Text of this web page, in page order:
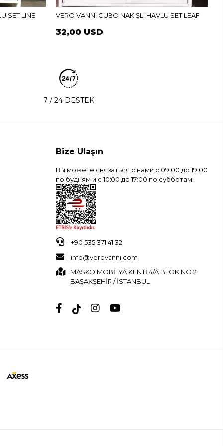
SET LINE VERO VANNI CUBO NAKIŞLI HAVLU SET LEAF
32,00 USD
7 / 24 DESTEK
Bize Ulaşın
Вы можете связаться с нами с 09:00 до 19:00
по будням и с 10:00 до 17:00 по субботам.
+90 535 371 41 32
info@verovanni.com
MASKO MOBİLYA KENTİ 4/A BLOK NO:2
BAŞAKŞEHİR / İSTANBUL